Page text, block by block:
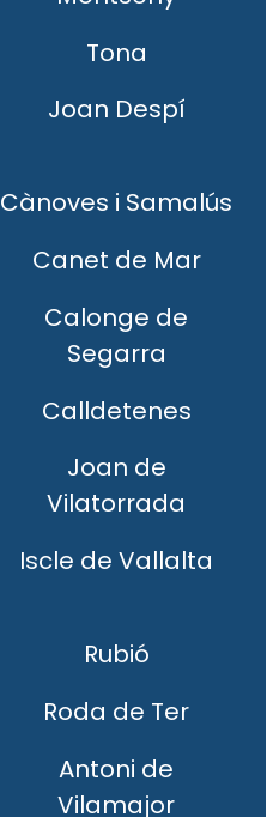
Tona
Joan Despí
Cànoves i Samalús
Canet de Mar
Calonge de
Segarra
Calldetenes
Joan de
Vilatorrada
Iscle de Vallalta
Rubió
Roda de Ter
Antoni de
Vilamajor